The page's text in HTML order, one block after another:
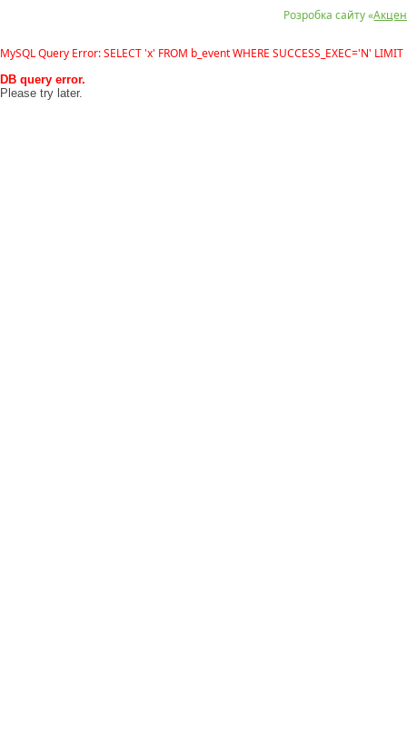
Розробка сайту «
MySQL Query Error: SELECT 'x' FROM b_event WHERE SUCCESS_EXEC='N' LIMIT
DB query error.
Please try later.